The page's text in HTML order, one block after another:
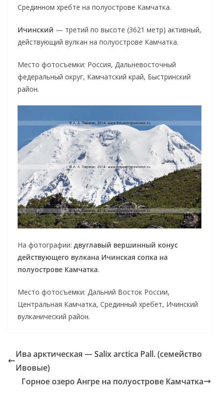
Срединном хребте на полуострове Камчатка.
Ичинский — третий по высоте (3621 метр) активный,
действующий вулкан на полуострове Камчатка.
Место фотосъемки: Россия, Дальневосточный
федеральный округ, Камчатский край, Быстринский
район.
На фотографии: двуглавый вершинный конус
действующего вулкана Ичинская сопка на
полуострове Камчатка.
Место фотосъемки: Дальний Восток России,
Центральная Камчатка, Срединный хребет, Ичинский
вулканический район.
Ива арктическая — Salix arctica Pall. (семейство
Ивовые)
Горное озеро Ангре на полуострове Камчатка